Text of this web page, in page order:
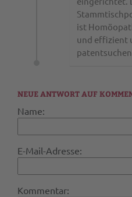
ist
und effizient
NEUE ANTWORT AUF
Name:
E-Mail-Adresse:
Kommentar: